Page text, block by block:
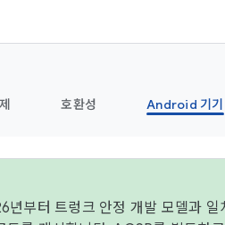
호환성 Android 기기
년부터 트렁크 안정 개발 모델과